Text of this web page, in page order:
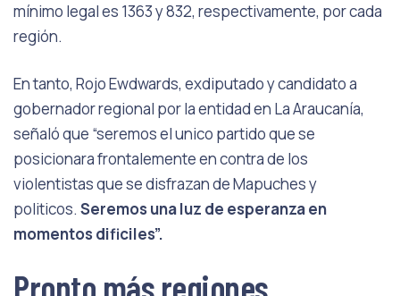
mínimo legal es 1363 y 832, respectivamente, por cada
región.
En tanto, Rojo Ewdwards, exdiputado y candidato a
gobernador regional por la entidad en La Araucanía,
señaló que “seremos el unico partido que se
posicionara frontalemente en contra de los
violentistas que se disfrazan de Mapuches y
politicos. Seremos una luz de esperanza en
momentos dificiles”.
Pronto más regiones